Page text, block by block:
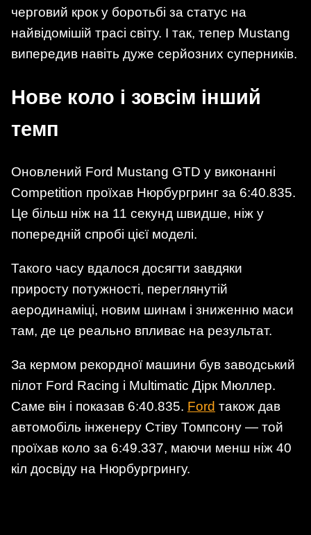
черговий крок у боротьбі за статус на
найвідомішій трасі світу. І так, тепер Mustang
випередив навіть дуже серйозних суперників.
Нове коло і зовсім інший
темп
Оновлений Ford Mustang GTD у виконанні
Competition проїхав Нюрбургринг за 6:40.835.
Це більш ніж на 11 секунд швидше, ніж у
попередній спробі цієї моделі.
Такого часу вдалося досягти завдяки
приросту потужності, переглянутій
аеродинаміці, новим шинам і зниженню маси
там, де це реально впливає на результат.
За кермом рекордної машини був заводський
пілот Ford Racing і Multimatic Дірк Мюллер.
Саме він і показав 6:40.835. Ford також дав
автомобіль інженеру Стіву Томпсону — той
проїхав коло за 6:49.337, маючи менш ніж 40
кіл досвіду на Нюрбургрингу.